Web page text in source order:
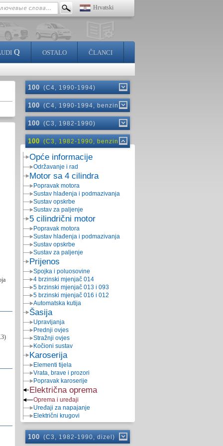
Hrvatski
Q OSTALO ČLANCI
100 (C4, 1990-1994)
100 (C4, 1990-1994, benzin)
100 (C3, 1982-1990)
100 (C3, 1982-1990, benzin)
Opće informacije
Održavanje i rad
Motor sa 4 cilindra
Popravak motora
Sustav hlađenja i podmazivanja
Sustav opskrbe
Sustav za paljenje
5 cilindrični motor
Popravak motora
Sustav hlađenja i podmazivanja
Sustav opskrbe
Sustav za paljenje
Prijenos
Spojka i poluosovine
4 brzinski mjenjač 014
5 brzinski mjenjač 013 i 093
5 brzinski mjenjač 016 i 012
Automatska kutija
Šasija
Upravljanja
Prednji ovjes
Stražnji ovjes
Kočioni sustav
Karoserija
Elementi tijela
Vrata, brave i prozori
Popravak karoserije
Električna oprema
Oprema i uređaji
Uređaji za napajanje
Električni krugovi
100 (C3, 1982-1990, dizel)